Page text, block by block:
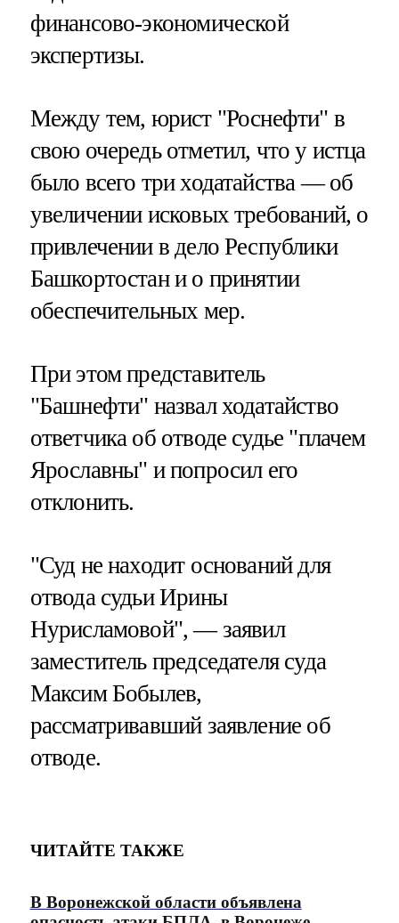
финансово-экономической
экспертизы.
Между тем, юрист "Роснефти" в
свою очередь отметил, что у истца
было всего три ходатайства — об
увеличении исковых требований, о
привлечении в дело Республики
Башкортостан и о принятии
обеспечительных мер.
При этом представитель
"Башнефти" назвал ходатайство
ответчика об отводе судье "плачем
Ярославны" и попросил его
отклонить.
"Суд не находит оснований для
отвода судьи Ирины
Нурисламовой", — заявил
заместитель председателя суда
Максим Бобылев,
рассматривавший заявление об
отводе.
ЧИТАЙТЕ ТАКЖЕ
В Воронежской области объявлена